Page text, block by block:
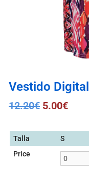
Vestido
12.20€ 5.00€
Talla S
Price